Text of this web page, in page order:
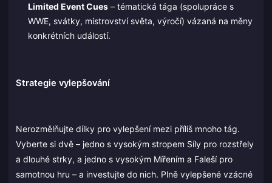
Limited Event Cues– tématická tága (spolupráce s
WWE, svátky, mistrovství světa, výročí) vázaná na měny
konkrétních událostí.
Strategie vylepšování
Nerozmělňujte dílky pro vylepšení mezi příliš mnoho tág.
Vyberte si dvě – jedno s vysokým stropem Síly pro rozstřely
a dlouhé strky, a jedno s vysokým Mířením a Faleší pro
samotnou hru – a investujte do nich. Plně vylepšené vzácné